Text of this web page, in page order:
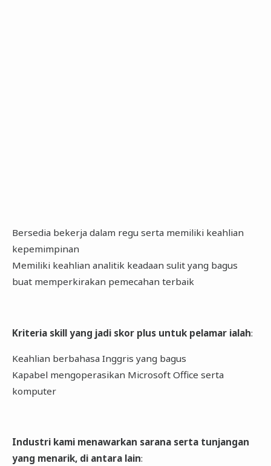
Bersedia bekerja dalam regu serta memiliki keahlian
kepemimpinan
Memiliki keahlian analitik keadaan sulit yang bagus
buat memperkirakan pemecahan terbaik
Kriteria skill yang jadi skor plus untuk pelamar ialah:
Keahlian berbahasa Inggris yang bagus
Kapabel mengoperasikan Microsoft Office serta
komputer
Industri kami menawarkan sarana serta tunjangan
yang menarik, di antara lain: